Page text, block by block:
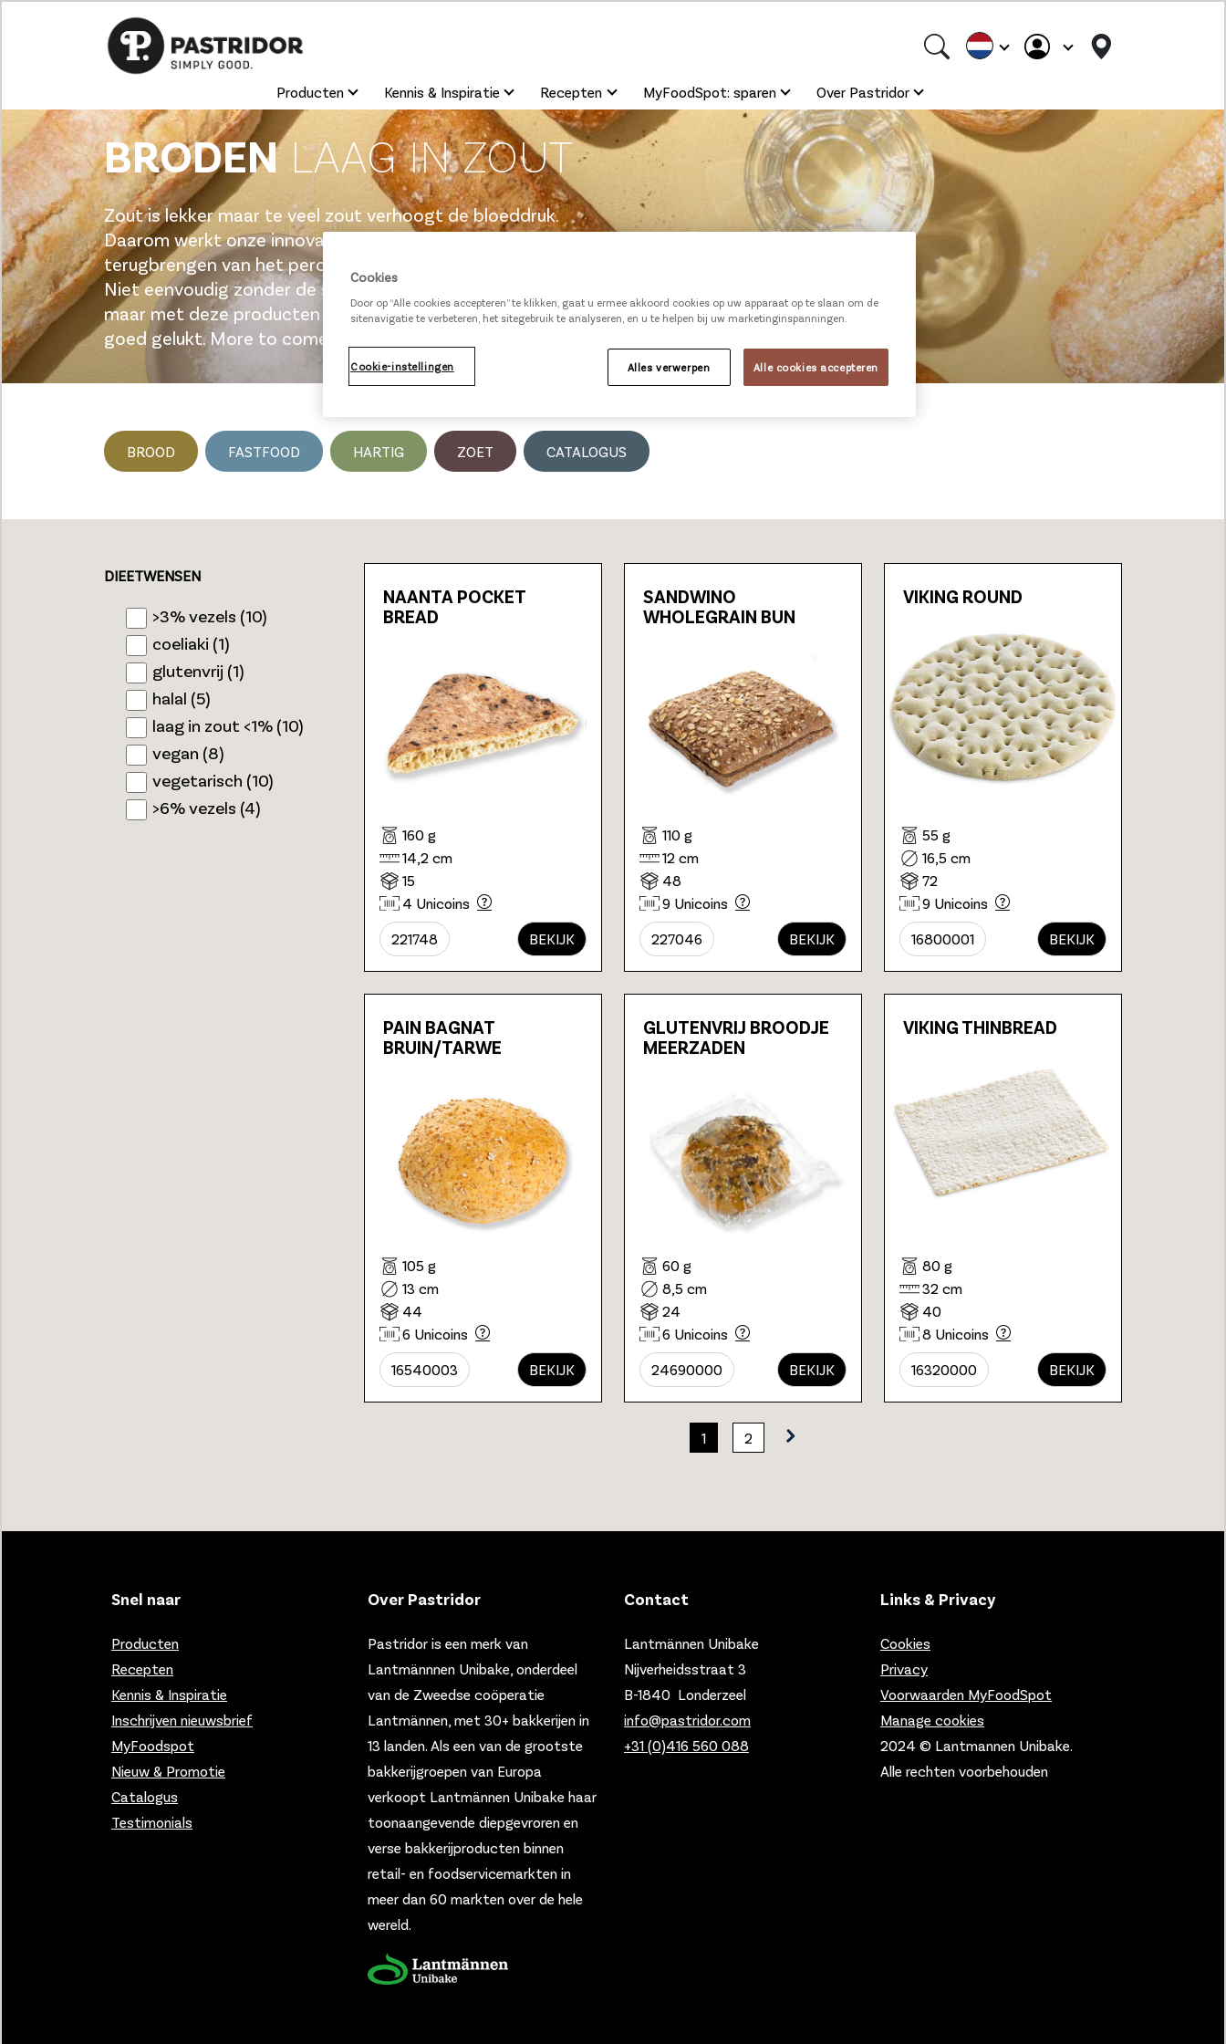
Producten Kennis & Inspiratie Recepten MyFoodSpot: sparen Over Pastridor
BRODENLAAG IN ZOUT
Zout is lekkermaar te veel zout verhoogt de bloeddruk.
Daarom werkt onze innovatie afdeling aan het
terugbrengen vanhetpercentage
Niet eenvoudigzonder de smaak negatief te
maar met deze producten
met< 1% zoutis hetalvast heel
goed gelukt. More to come
BROOD FASTFOOD HARTIG ZOET CATALOGUS
DIEETWENSEN
>3% vezels (10)
coeliaki (1)
glutenvrij (1)
halal (5)
laag in zout <1% (10)
vegan (8)
vegetarisch (10)
>6% vezels (4)
NAANTA POCKET
BREAD
160 g
14,2 cm
15
4 Unicoins
221748 BEKIJK
SANDWINO
WHOLEGRAIN BUN
110 g
12 cm
48
9 Unicoins
227046 BEKIJK
VIKING ROUND
55 g
16,5 cm
72
9 Unicoins
16800001 BEKIJK
PAIN BAGNAT
BRUIN/TARWE
105 g
13 cm
44
6 Unicoins
16540003 BEKIJK
GLUTENVRIJ BROODJE
MEERZADEN
60 g
8,5 cm
24
6 Unicoins
24690000 BEKIJK
VIKING THINBREAD
80 g
32 cm
40
8 Unicoins
16320000 BEKIJK
1 2
Loading...
Snel naar
Producten
Recepten
Kennis & Inspiratie
Inschrijven nieuwsbrief
MyFoodspot
Nieuw & Promotie
Catalogus
Testimonials
Over Pastridor
Pastridor is een merk van
Lantmännnen Unibake, onderdeel
van de Zweedse coöperatie
Lantmännen, met 30+ bakkerijen in
13 landen. Als een van de grootste
bakkerijgroepen van Europa
verkoopt Lantmännen Unibake haar
toonaangevende diepgevroren en
verse bakkerijproducten binnen
retail- en foodservicemarkten in
meer dan 60 markten over de hele
wereld.
Contact
Lantmännen Unibake
Nijverheidsstraat 3
B-1840 Londerzeel
info@pastridor.com
+31 (0)416 560 088
Links & Privacy
Cookies
Privacy
Voorwaarden MyFoodSpot
Manage cookies
2024 © Lantmannen Unibake.
Alle rechten voorbehouden
Cookies
Door op “Alle cookies accepteren” te klikken, gaat u ermee akkoord cookies op uw apparaat op te slaan om de
sitenavigatie te verbeteren, het sitegebruik te analyseren, en u te helpen bij uw marketinginspanningen.
Cookie-instellingen Alles verwerpen Alle cookies accepteren